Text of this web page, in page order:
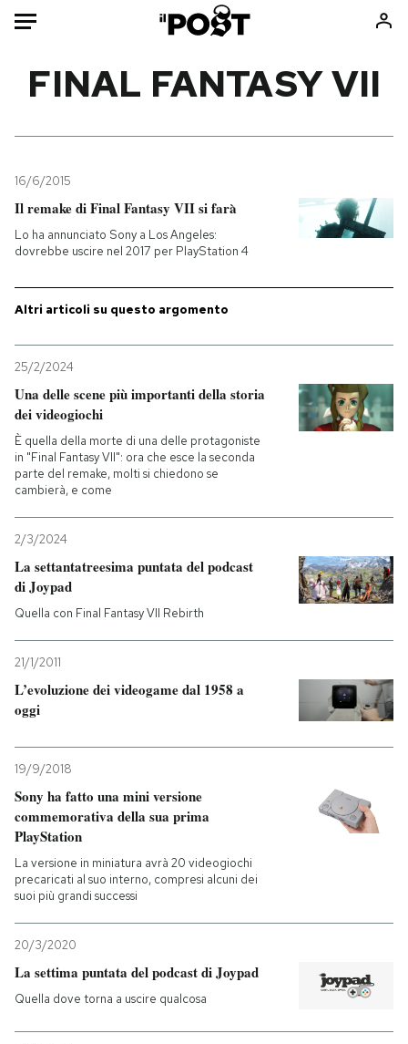
Mondo
Politica
Tecnologia
Internet
Scienza
Cultura
Sport
Consumismi
Ok Boomer!
Media
PODCAST
I MIEI PREFERITI
CALENDARIO
AREA PERSONALE
FINAL FANTASY VII
16/6/2015
Il remake di Final Fantasy VII si farà
Lo ha annunciato Sony a Los Angeles:
dovrebbe uscire nel 2017 per PlayStation 4
Altri articoli su questo argomento
25/2/2024
Una delle scene più importanti della storia
dei videogiochi
È quella della morte di una delle protagoniste
in "Final Fantasy VII": ora che esce la seconda
parte del remake, molti si chiedono se
cambierà, e come
2/3/2024
La settantatreesima puntata del podcast
di Joypad
Quella con Final Fantasy VII Rebirth
21/1/2011
L’evoluzione dei videogame dal 1958 a
oggi
19/9/2018
Sony ha fatto una mini versione
commemorativa della sua prima
PlayStation
La versione in miniatura avrà 20 videogiochi
precaricati al suo interno, compresi alcuni dei
suoi più grandi successi
20/3/2020
La settima puntata del podcast di Joypad
Quella dove torna a uscire qualcosa